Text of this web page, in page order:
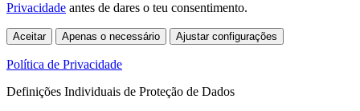
Privacidade antes de dares o teu consentimento.
Aceitar Apenas o necessário Ajustar configurações
Política de Privacidade
Definições Individuais de Proteção de Dados